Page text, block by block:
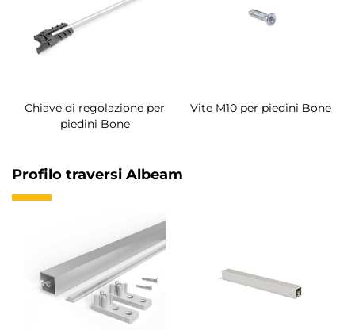
Chiave di regolazione per
piedini Bone
Vite M10 per piedini Bone
Profilo traversi Albeam